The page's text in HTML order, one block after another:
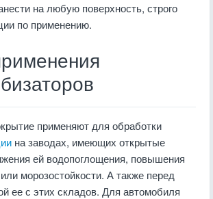
на любую поверхность, строго
по применению.
применяют для обработки
на заводах, имеющих открытые
ей водопоглощения, повышения
морозостойкости. А также перед
ее с этих складов. Для автомобиля